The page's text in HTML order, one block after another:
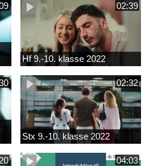
02:39
Hf 9.-10. klasse 2022
02:32
Stx 9.-10. klasse 2022
04:03